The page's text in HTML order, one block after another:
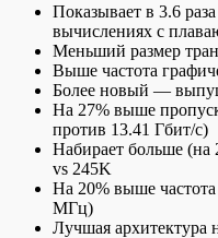
Показывает в 3.6
вычислениях с
Меньший размер
Выше частота
Более новый —
На 27% выше
против 13.41 Гбит/с)
Набирает больше (на
vs 245K
На 20% выше
МГц)
Лучшая архитектура